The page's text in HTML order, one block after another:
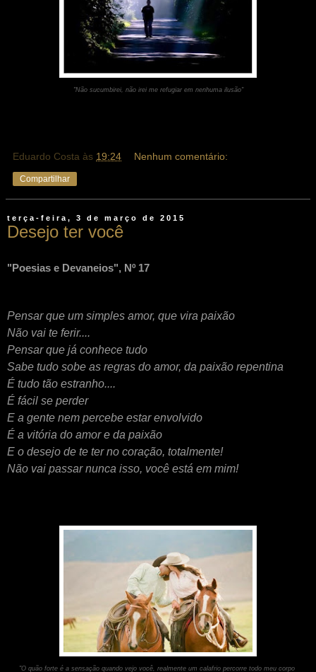
"Não sucumbirei, não irei me refugiar em nenhuma ilusão"
Eduardo Costa às 19:24 Nenhum comentário:
Compartilhar
terça-feira, 3 de março de 2015
Desejo ter você
"Poesias e Devaneios", Nº 17
Pensar que um simples amor, que vira paixão
Não vai te ferir....
Pensar que já conhece tudo
Sabe tudo sobe as regras do amor, da paixão repentina
É tudo tão estranho....
É fácil se perder
E a gente nem percebe estar envolvido
É a vitória do amor e da paixão
E o desejo de te ter no coração, totalmente!
Não vai passar nunca isso, você está em mim!
"O quão forte é a sensação quando vejo você, realmente um calafrio percorre todo meu corpo